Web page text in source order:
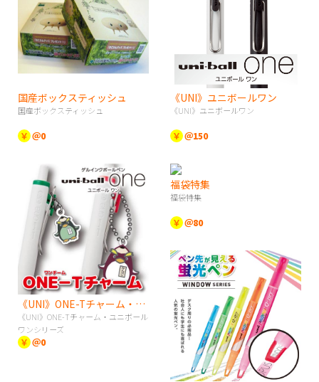
国産ボックスティッシュ
国産ボックスティッシュ
￥ ＠0
《UNI》ユニボールワン
《UNI》ユニボールワン
￥ ＠150
《UNI》ONE-Tチャーム・ユニボールワンシリーズ
《UNI》ONE-Tチャーム・ユニボール
ワンシリーズ
￥ ＠0
福袋特集
福袋特集
￥ ＠80